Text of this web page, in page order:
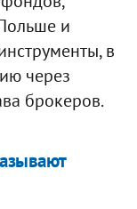
и
в
через
брокеров.